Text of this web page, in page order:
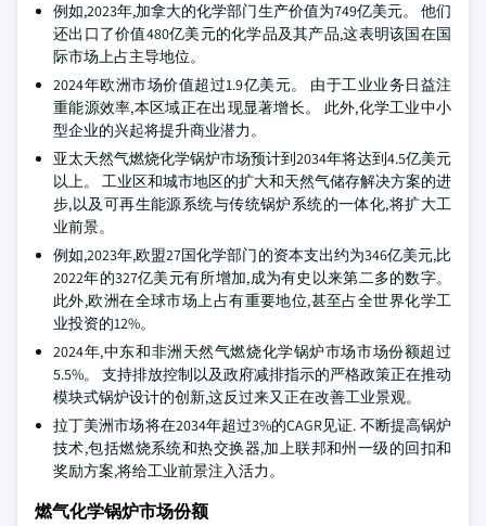
例如,2023年,加拿大的化学部门生产价值为749亿美元。 他们
还出口了价值480亿美元的化学品及其产品,这表明该国在国
际市场上占主导地位。
2024年欧洲市场价值超过1.9亿美元。 由于工业业务日益注
重能源效率,本区域正在出现显著增长。 此外,化学工业中小
型企业的兴起将提升商业潜力。
亚太天然气燃烧化学锅炉市场预计到2034年将达到4.5亿美元
以上。 工业区和城市地区的扩大和天然气储存解决方案的进
步,以及可再生能源系统与传统锅炉系统的一体化,将扩大工
业前景。
例如,2023年,欧盟27国化学部门的资本支出约为346亿美元,比
2022年的327亿美元有所增加,成为有史以来第二多的数字。
此外,欧洲在全球市场上占有重要地位,甚至占全世界化学工
业投资的12%。
2024年,中东和非洲天然气燃烧化学锅炉市场市场份额超过
5.5%。 支持排放控制以及政府减排指示的严格政策正在推动
模块式锅炉设计的创新,这反过来又正在改善工业景观。
拉丁美洲市场将在2034年超过3%的CAGR见证. 不断提高锅炉
技术,包括燃烧系统和热交换器,加上联邦和州一级的回扣和
奖励方案,将给工业前景注入活力。
燃气化学锅炉市场份额